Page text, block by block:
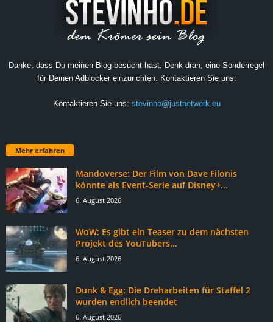
Danke, dass Du meinen Blog besucht hast. Denk dran, eine Sonderregel
für Deinen Adblocker einzurichten. Kontaktieren Sie uns:
Kontaktieren Sie uns: stevinho@justnetwork.eu
Mehr erfahren
Mandoverse: Der Film von Dave Filonis
könnte als Event-Serie auf Disney+...
6. August 2026
WoW: Es gibt ein Teaser zu dem nächsten
Projekt des YouTubers...
6. August 2026
Dunk & Egg: Die Dreharbeiten für Staffel 2
wurden endlich beendet
6. August 2026